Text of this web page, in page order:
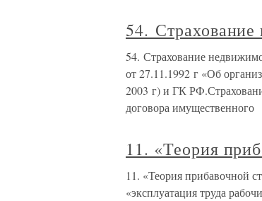
54.
54. Страхование
от 27.11.1992 г «Об
2003 г) и ГК
договора имущественного
11. «Теория
11. «Теория прибавочной
«эксплуатация труда